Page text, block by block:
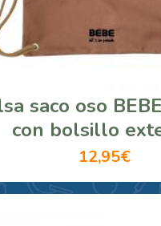
saco oso
con bolsillo
12,95€